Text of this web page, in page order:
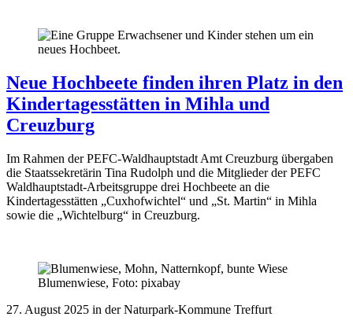
Neue Hochbeete finden ihren Platz in den
Kindertagesstätten in Mihla und
Creuzburg
Im Rahmen der PEFC-Waldhauptstadt Amt Creuzburg übergaben
die Staatssekretärin Tina Rudolph und die Mitglieder der PEFC
Waldhauptstadt-Arbeitsgruppe drei Hochbeete an die
Kindertagesstätten „Cuxhofwichtel“ und „St. Martin“ in Mihla
sowie die „Wichtelburg“ in Creuzburg.
Blumenwiese, Foto: pixabay
27. August 2025 in der Naturpark-Kommune Treffurt